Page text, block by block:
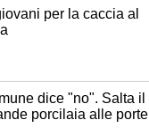
per la caccia al
dice "no". Salta il
porcilaia alle porte